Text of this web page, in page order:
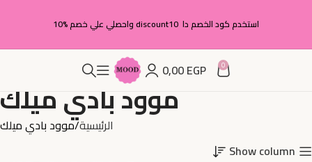
استخدم كود الخصم دا discount10 واحصلي علي خصم %10
0
0,00EGP
موود بادي ميلك
الرئيسية موود بادي ميلك
Show column